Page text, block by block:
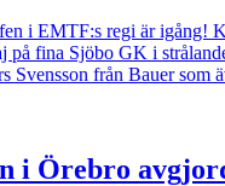
i EMTF:s regi är igång!
på fina Sjöbo GK i
Svensson från Bauer som
i Örebro